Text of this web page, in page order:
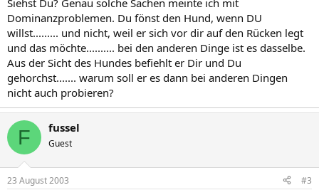
Siehst Du? Genau solche Sachen meinte ich mit
Dominanzproblemen. Du fönst den Hund, wenn DU
willst......... und nicht, weil er sich vor dir auf den Rücken legt
und das möchte.......... bei den anderen Dinge ist es dasselbe.
Aus der Sicht des Hundes befiehlt er Dir und Du
gehorchst....... warum soll er es dann bei anderen Dingen
nicht auch probieren?
F fussel
Guest
23 August 2003 #3